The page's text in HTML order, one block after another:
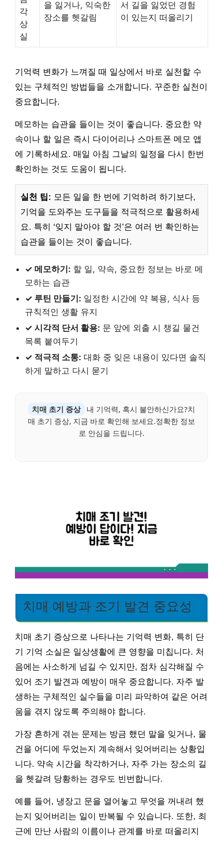
각
상
실
을 잃거나, 익숙한
장소를 헷갈림
서 길을 잃었던 경험
이 있는지 떠올리기
기억력 변화가 느껴질 때 일상에서 바로 실천할 수
있는 구체적인 방법들을 소개합니다. 꾸준한 실천이
중요합니다.
메모하는 습관을 들이는 것이 좋습니다. 중요한 약
속이나 할 일은 즉시 다이어리나 스마트폰 메모 앱
에 기록하세요. 매일 아침 그날의 일정을 다시 한번
확인하는 것도 도움이 됩니다.
실천 팁: 모든 일을 한 번에 기억하려 하기보다,
기억을 도와주는 도구들을 적극적으로 활용하세
요. 특히 ‘잊지 말아야 할 것’은 여러 번 확인하는
습관을 들이는 것이 좋습니다.
✓ 메모하기: 할 일, 약속, 중요한 정보는 바로 메
모하는 습관
✓ 루틴 만들기: 일정한 시간에 약 복용, 식사 등
규칙적인 생활 유지
✓ 시각적 단서 활용: 문 앞에 외출 시 챙길 물건
목록 붙여두기
✓ 적극적 소통: 대화 중 잊은 내용이 있다면 솔직
하게 말하고 다시 묻기
치매 초기 증상
내 기억력, 혹시 불안하신가요?치
매 초기 증상, 지금 바로 확인해 보세요.정확한 정보
로 안심을 드립니다.
치매 예방과 조기 발견 중요성
치매 초기 증상으로 나타나는 기억력 변화, 특히 단
기 기억 소실은 일상생활에 큰 영향을 미칩니다. 처
음에는 사소하게 넘길 수 있지만, 점차 심각해질 수
있어 조기 발견과 예방이 매우 중요합니다. 자주 발
생하는 구체적인 실수들을 미리 파악하여 같은 어려
움을 겪지 않도록 주의해야 합니다.
가장 흔하게 겪는 문제는 방금 했던 말을 잊거나, 물
건을 어디에 두었는지 계속해서 잊어버리는 상황입
니다. 약속 시간을 착각하거나, 자주 가는 장소의 길
을 헷갈려 당황하는 경우도 빈번합니다.
예를 들어, 냉장고 문을 열어놓고 무엇을 꺼내려 했
는지 잊어버리는 일이 반복될 수 있습니다. 또한, 최
근에 만난 사람의 이름이나 관계를 바로 떠올리지